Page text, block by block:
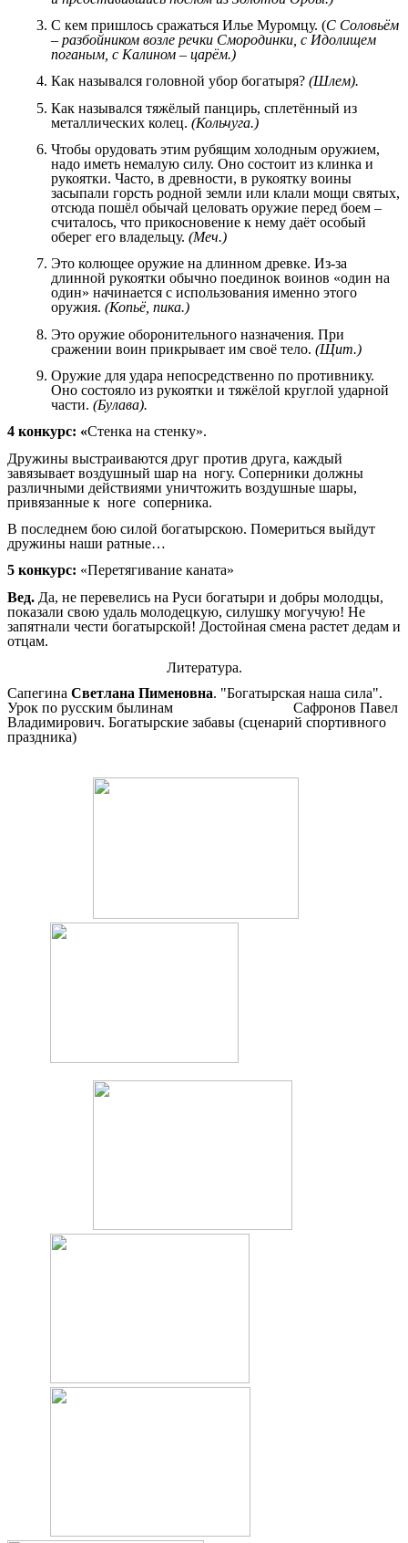
С кем пришлось сражаться Илье Муромцу. (С Соловьём
– разбойником возле речки Смородинки, с Идолищем
поганым, с Калином – царём.)
Как назывался головной убор богатыря? (Шлем).
Как назывался тяжёлый панцирь, сплетённый из
металлических колец. (Кольчуга.)
Чтобы орудовать этим рубящим холодным оружием,
надо иметь немалую силу. Оно состоит из клинка и
рукоятки. Часто, в древности, в рукоятку воины
засыпали горсть родной земли или клали мощи святых,
отсюда пошёл обычай целовать оружие перед боем –
считалось, что прикосновение к нему даёт особый
оберег его владельцу. (Меч.)
Это колющее оружие на длинном древке. Из-за
длинной рукоятки обычно поединок воинов «один на
один» начинается с использования именно этого
оружия. (Копьё, пика.)
Это оружие оборонительного назначения. При
сражении воин прикрывает им своё тело. (Щит.)
Оружие для удара непосредственно по противнику.
Оно состояло из рукоятки и тяжёлой круглой ударной
части. (Булава).
4 конкурс: «Стенка на стенку».
Дружины выстраиваются друг против друга, каждый
завязывает воздушный шар на ногу. Соперники должны
различными действиями уничтожить воздушные шары,
привязанные к ноге соперника.
В последнем бою силой богатырскою. Помериться выйдут
дружины наши ратные…
5 конкурс: «Перетягивание каната»
Вед. Да, не перевелись на Руси богатыри и добры молодцы,
показали свою удаль молодецкую, силушку могучую! Не
запятнали чести богатырской! Достойная смена растет дедам и
отцам.
Литература.
Сапегина Светлана Пименовна. "Богатырская наша сила".
Урок по русским былинам Сафронов Павел
Владимирович. Богатырские забавы (сценарий спортивного
праздника)